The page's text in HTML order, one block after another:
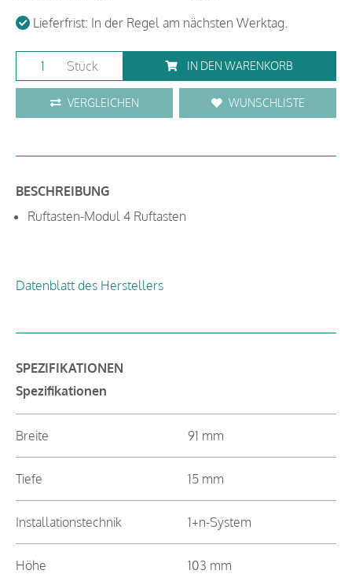
Lieferfrist: In der Regel am nächsten Werktag.
Stück IN DEN WARENKORB
VERGLEICHEN WUNSCHLISTE
BESCHREIBUNG
Ruftasten-Modul 4 Ruftasten
Datenblatt des Herstellers
SPEZIFIKATIONEN
Spezifikationen
Breite 91 mm
Tiefe 15 mm
Installationstechnik 1+n-System
Höhe 103 mm